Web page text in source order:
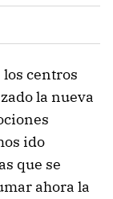
centros
la nueva
ido
que se
ahora la